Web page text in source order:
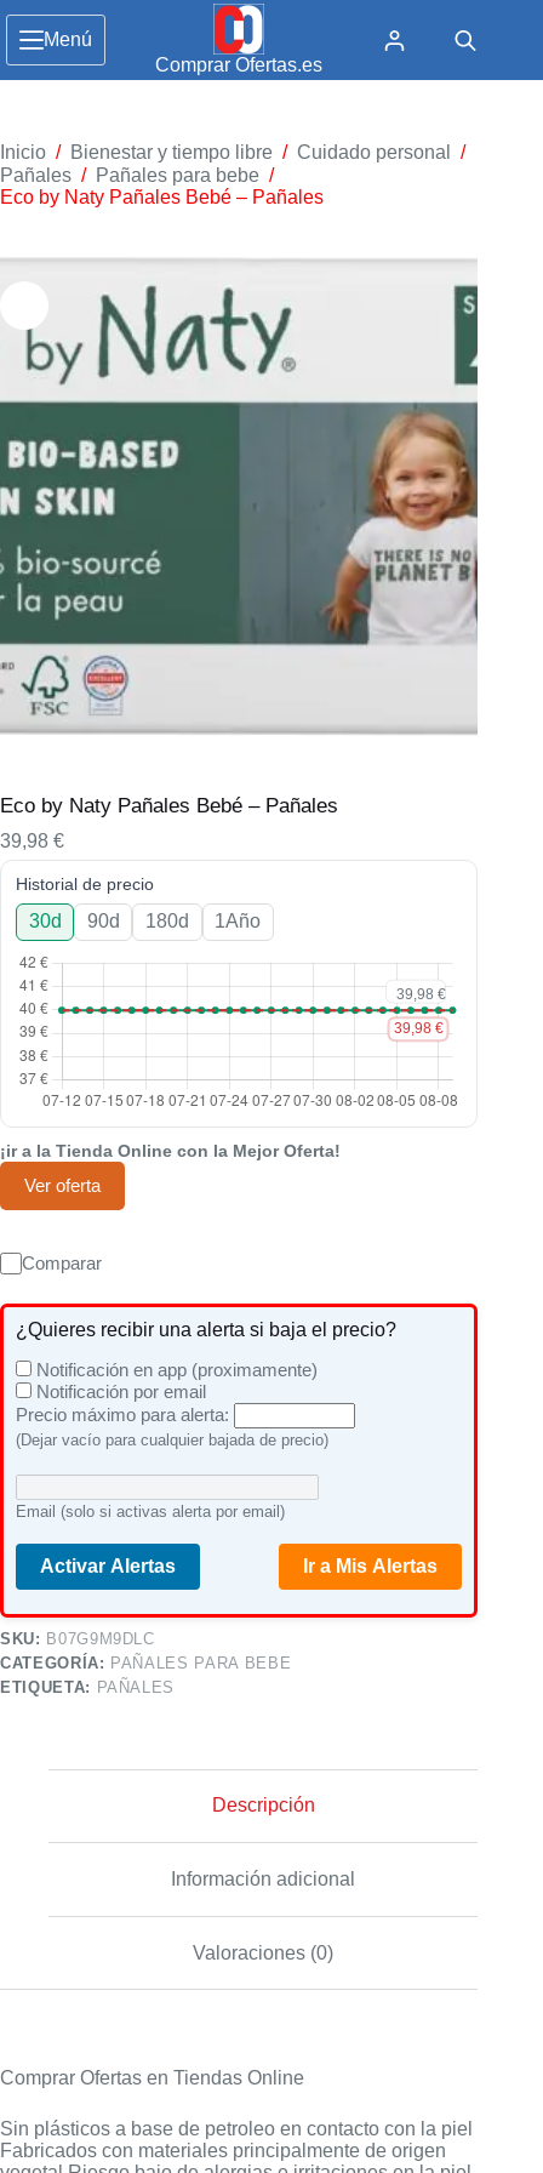
Menú
Comprar Ofertas.es
Inicio / Bienestar y tiempo libre / Cuidado personal
/
Pañales / Pañales para bebe /
Eco by Naty Pañales Bebé – Pañales
Eco by Naty Pañales Bebé – Pañales
39,98 €
Historial de precio
30d 90d 180d 1Año
¡ir a la Tienda Online con la Mejor Oferta!
Ver oferta
Comparar
¿Quieres recibir una alerta si baja el precio?
Notificación en app (proximamente)
Notificación por email
Precio máximo para alerta:
(Dejar vacío para cualquier bajada de precio)
Email (solo si activas alerta por email)
Activar Alertas Ir a Mis Alertas
SKU: B07G9M9DLC
CATEGORÍA: PAÑALES PARA BEBE
ETIQUETA: PAÑALES
Descripción
Información adicional
Valoraciones (0)
Comprar Ofertas en Tiendas Online
Sin plásticos a base de petroleo en contacto con la piel
Fabricados con materiales principalmente de origen